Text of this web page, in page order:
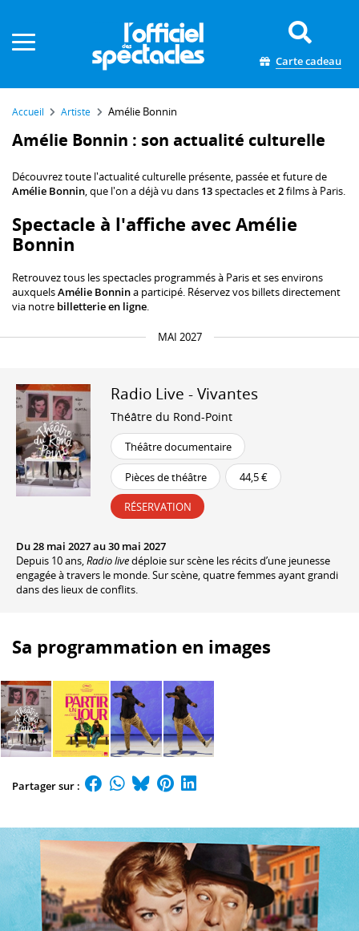
Carte cadeau
Accueil Artiste Amélie Bonnin
Amélie Bonnin : son actualité culturelle
Découvrez toute l'actualité culturelle présente, passée et future de
Amélie Bonnin, que l'on a déjà vu dans 13spectacles et2films à Paris.
Spectacle à l'affiche avec Amélie
Bonnin
Retrouvez tous les spectacles programmés à Paris et ses environs
auxquelsAmélie Bonnina participé. Réservez vos billets directement
via notre billetterie en ligne.
MAI 2027
Radio Live - Vivantes
Théâtre du Rond-Point
Théâtre documentaire
Pièces de théâtre 44,5 €
RÉSERVATION
Du 28 mai 2027 au 30 mai 2027
Depuis 10 ans, Radio livedéploie sur scène les récits d’une jeunesse
engagée à travers le monde. Sur scène, quatre femmes ayant grandi
dans des lieux de conflits.
Sa programmation en images
Partager sur :